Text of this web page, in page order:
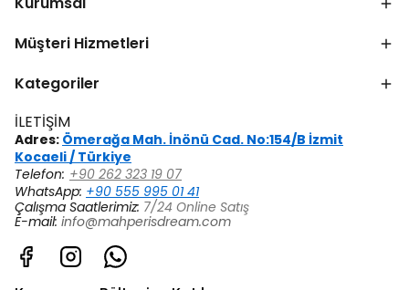
Müşteri Hizmetleri
Kategoriler
İLETİŞİM
Adres: Ömerağa Mah. İnönü Cad. No:154/B İzmit
Kocaeli / Türkiye
Telefon: +90 262 323 19 07
WhatsApp: +90 555 995 01 41
Çalışma Saatlerimiz: 7/24 Online Satış
E-mail: info@mahperisdream.com